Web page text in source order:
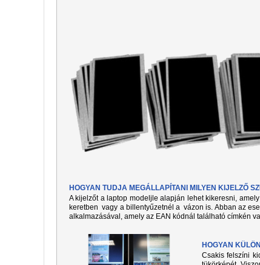
HOGYAN TUDJA MEGÁLLAPÍTANI MILYEN KIJELZŐ
A kijelzőt a laptop modeljle alapján lehet kikeresni,
keretben vagy a billentyűzetnél a vázon is. Abban az
alkalmazásával, amely az EAN kódnál található címkén
HOGYAN
Csakis felszíni